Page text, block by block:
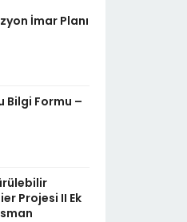
İmar Planı
Bilgi Formu –
Projesi II Ek